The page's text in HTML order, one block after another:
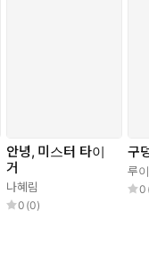
. 운동을 하고 거친 말
하지만, 맞지 않는 옷
자신에게 잘해 준다
알려 주는데, 그건 바
안녕, 미스터 타이
거
나혜림
0 (0)
구
루
0